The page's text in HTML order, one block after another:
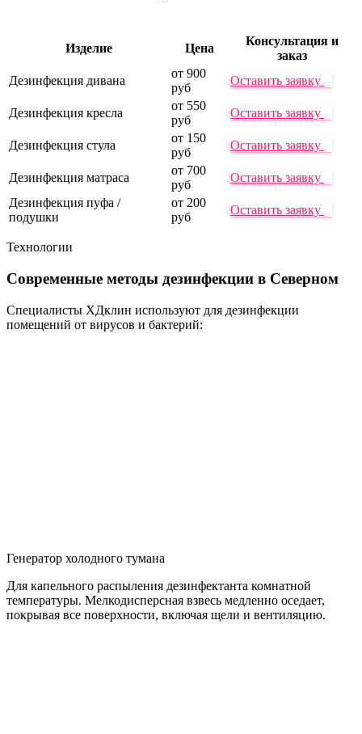
Изделие Цена
Консультация и
заказ
Дезинфекция дивана
от 900
руб
Оставить заявку
Дезинфекция кресла
от 550
руб
Оставить заявку
Дезинфекция стула
от 150
руб
Оставить заявку
Дезинфекция матраса
от 700
руб
Оставить заявку
Дезинфекция пуфа /
подушки
от 200
руб
Оставить заявку
Технологии
Современные методы дезинфекции в Северном
Специалисты ХДклин используют для дезинфекции
помещений от вирусов и бактерий:
Генератор холодного тумана
Для капельного распыления дезинфектанта комнатной
температуры. Мелкодисперсная взвесь медленно оседает,
покрывая все поверхности, включая щели и вентиляцию.